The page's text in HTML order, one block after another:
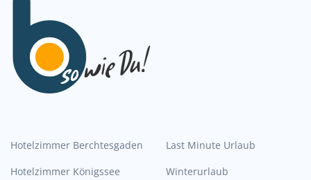
Hotelzimmer Berchtesgaden
Hotelzimmer Königssee
Last Minute Urlaub
Winterurlaub